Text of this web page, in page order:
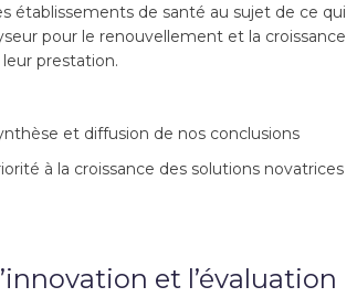
établissements de santé au sujet de ce qui
pour le renouvellement et la croissance
prestation.
et diffusion de nos conclusions
à la croissance des solutions novatrices
et l’évaluation